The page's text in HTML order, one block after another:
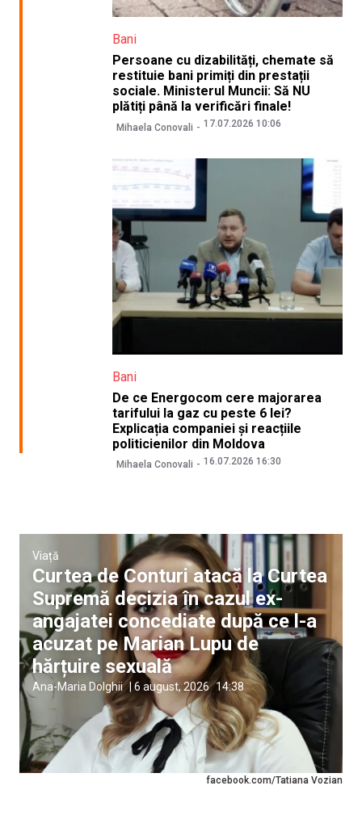
Bani
Persoane cu dizabilități, chemate să
restituie bani primiți din prestații
sociale. Ministerul Muncii: Să NU
plătiți până la verificări finale!
Mihaela Conovali 17.07.2026 10:06
Bani
De ce Energocom cere majorarea
tarifului la gaz cu peste 6 lei?
Explicația companiei și reacțiile
politicienilor din Moldova
Mihaela Conovali 16.07.2026 16:30
facebook.com/Tatiana Vozian
Viață
Curtea de Conturi atacă la Curtea
Supremă decizia în cazul ex-
angajatei concediate după ce l-a
acuzat pe Marian Lupu de
hărțuire sexuală
Ana-Maria Dolghii 6 august, 2026 14:38